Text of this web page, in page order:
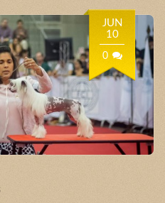
JUN
10
0